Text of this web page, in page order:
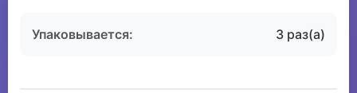
Упаковывается: 3 раз(а)